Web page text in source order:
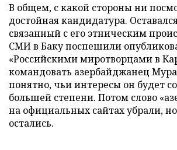
В общем, с какой стороны ни
достойная кандидатура.
связанный с его этническим
СМИ в Баку поспешили
«Российскими миротворцами в
командовать азербайджанец
понятно, чьи интересы он будет
большей степени. Потом слово
на официальных сайтах убрали,
остались.